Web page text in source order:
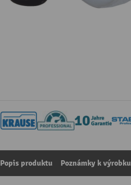
Popis produktu Poznámky k výrobku